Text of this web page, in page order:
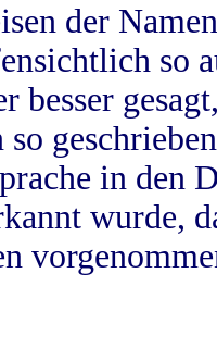
der
so
besser
so
in
wurde,